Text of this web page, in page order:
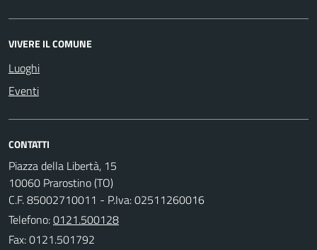
VIVERE IL COMUNE
Luoghi
Eventi
CONTATTI
Piazza della Libertà, 15
10060 Prarostino (TO)
C.F. 85002710011 - P.Iva: 02511260016
Telefono:0121.500128
Fax: 0121.501792